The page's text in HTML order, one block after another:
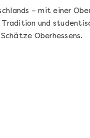
– mit einer
Tradition und
Oberhessens.